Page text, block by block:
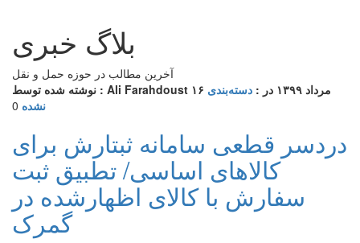
بلاگ خبری
آخرين مطالب در حوزه حمل و نقل
نوشته شده توسط : Ali Farahdoust
۱۶ مرداد ۱۳۹۹ در : دسته‌بندی
نشده 0
دردسر قطعی سامانه ثبتارش برای
کالاهای اساسی/ تطبیق ثبت
سفارش با کالای اظهارشده در
گمرک